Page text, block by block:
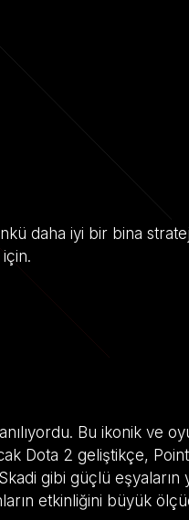
daha iyi bir bina
Bu ikonik ve
Dota 2 geliştikçe,
gibi güçlü eşyaların
etkinliğini büyük